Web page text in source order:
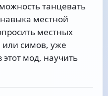
танцевать
местной
местных
симов, уже
мод, научить